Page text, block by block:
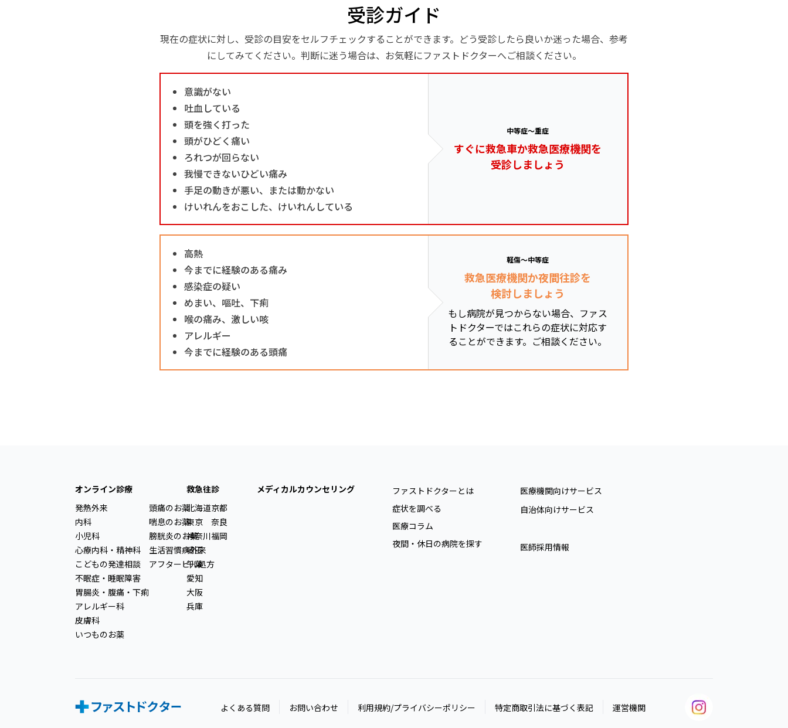
受診ガイド
現在の症状に対し、受診の目安をセルフチェックすることができます。どう受診したら良いか迷った場合、参考
にしてみてください。判断に迷う場合は、お気軽にファストドクターへご相談ください。
意識がない
吐血している
頭を強く打った
頭がひどく痛い
ろれつが回らない
我慢できないひどい痛み
手足の動きが悪い、または動かない
けいれんをおこした、けいれんしている
中等症～重症
すぐに救急車か救急医療機関を
受診しましょう
高熱
今までに経験のある痛み
感染症の疑い
めまい、嘔吐、下痢
喉の痛み、激しい咳
アレルギー
今までに経験のある頭痛
軽傷～中等症
救急医療機関か夜間往診を
検討しましょう
もし病院が見つからない場合、ファス
トドクターではこれらの症状に対応す
ることができます。ご相談ください。
オンライン診療
発熱外来
内科
小児科
心療内科・精神科
こどもの発達相談
不眠症・睡眠障害
胃腸炎・腹痛・下痢
アレルギー科
皮膚科
いつものお薬
頭痛のお薬
喘息のお薬
膀胱炎のお薬
生活習慣病外来
アフターピル処方
救急往診
北海道
東京
神奈川
埼玉
千葉
愛知
大阪
兵庫
京都
奈良
福岡
メディカルカウンセリング
ファストドクターとは
症状を調べる
医療コラム
夜間・休日の病院を探す
医療機関向けサービス
自治体向けサービス
医師採用情報
よくある質問 お問い合わせ 利用規約/プライバシーポリシー 特定商取引法に基づく表記 運営機関